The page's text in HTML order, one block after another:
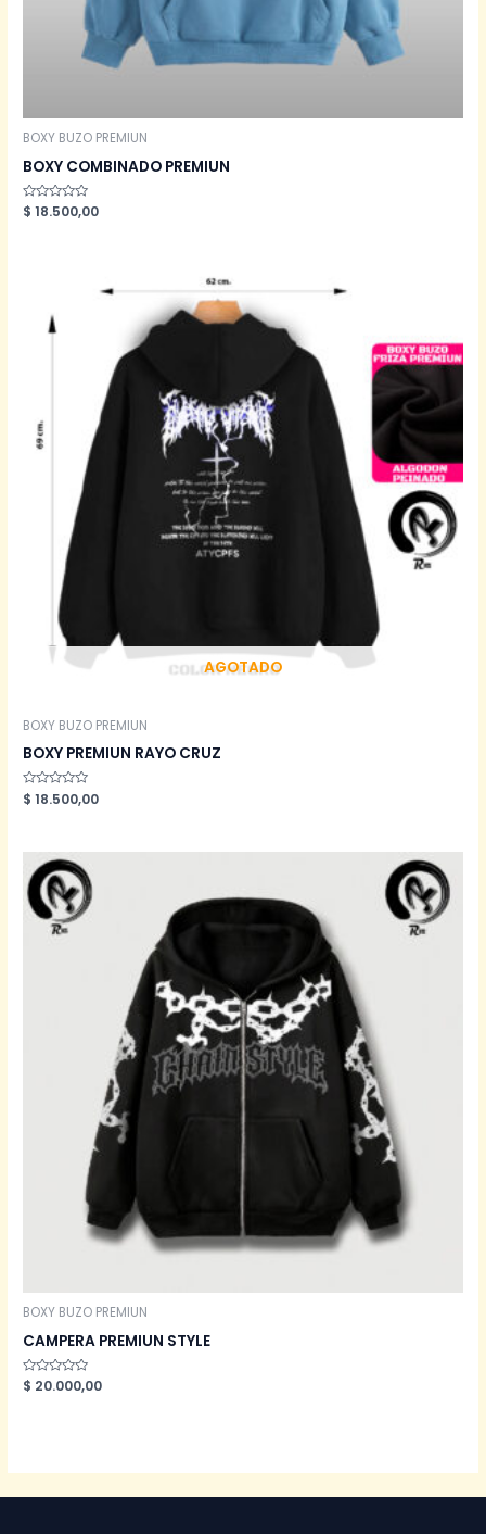
BOXY BUZO PREMIUN
BOXY COMBINADO PREMIUN
Valorado
en
$ 18.500,00
AGOTADO
BOXY BUZO PREMIUN
BOXY PREMIUN RAYO CRUZ
Valorado
en
$ 18.500,00
BOXY BUZO PREMIUN
CAMPERA PREMIUN STYLE
Valorado
en
$ 20.000,00